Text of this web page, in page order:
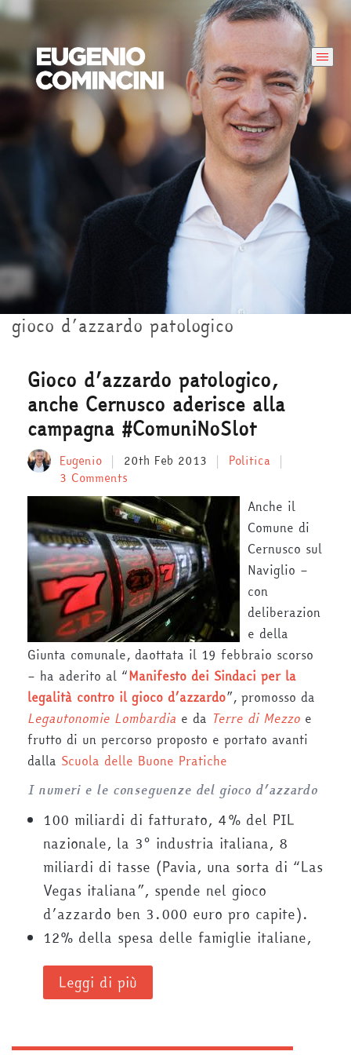
gioco d’azzardo patologico
Gioco d’azzardo patologico,
anche Cernusco aderisce alla
campagna #ComuniNoSlot
Eugenio 20th Feb 2013
Politica
3 Comments
Anche il
Comune di
Cernusco sul
Naviglio –
con
deliberazion
e della
Giunta comunale, daottata il 19 febbraio scorso
– ha aderito al “Manifesto dei Sindaci per la
legalità contro il gioco d’azzardo”, promosso da
Legautonomie Lombardia e da Terre di Mezzo e
frutto di un percorso proposto e portato avanti
dalla Scuola delle Buone Pratiche
I numeri e le conseguenze del gioco d’azzardo
100 miliardi di fatturato, 4% del PIL
nazionale, la 3° industria italiana, 8
miliardi di tasse (Pavia, una sorta di “Las
Vegas italiana”, spende nel gioco
d’azzardo ben 3.000 euro pro capite).
12% della spesa delle famiglie italiane,
Leggi di più